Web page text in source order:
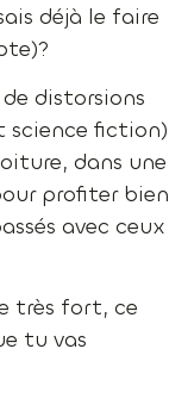
déjà le faire
distorsions
science fiction)
dans une
profiter bien
avec ceux
très fort, ce
tu vas